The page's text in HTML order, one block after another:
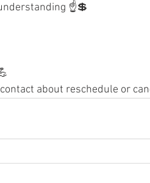
☝️💲
about reschedule or